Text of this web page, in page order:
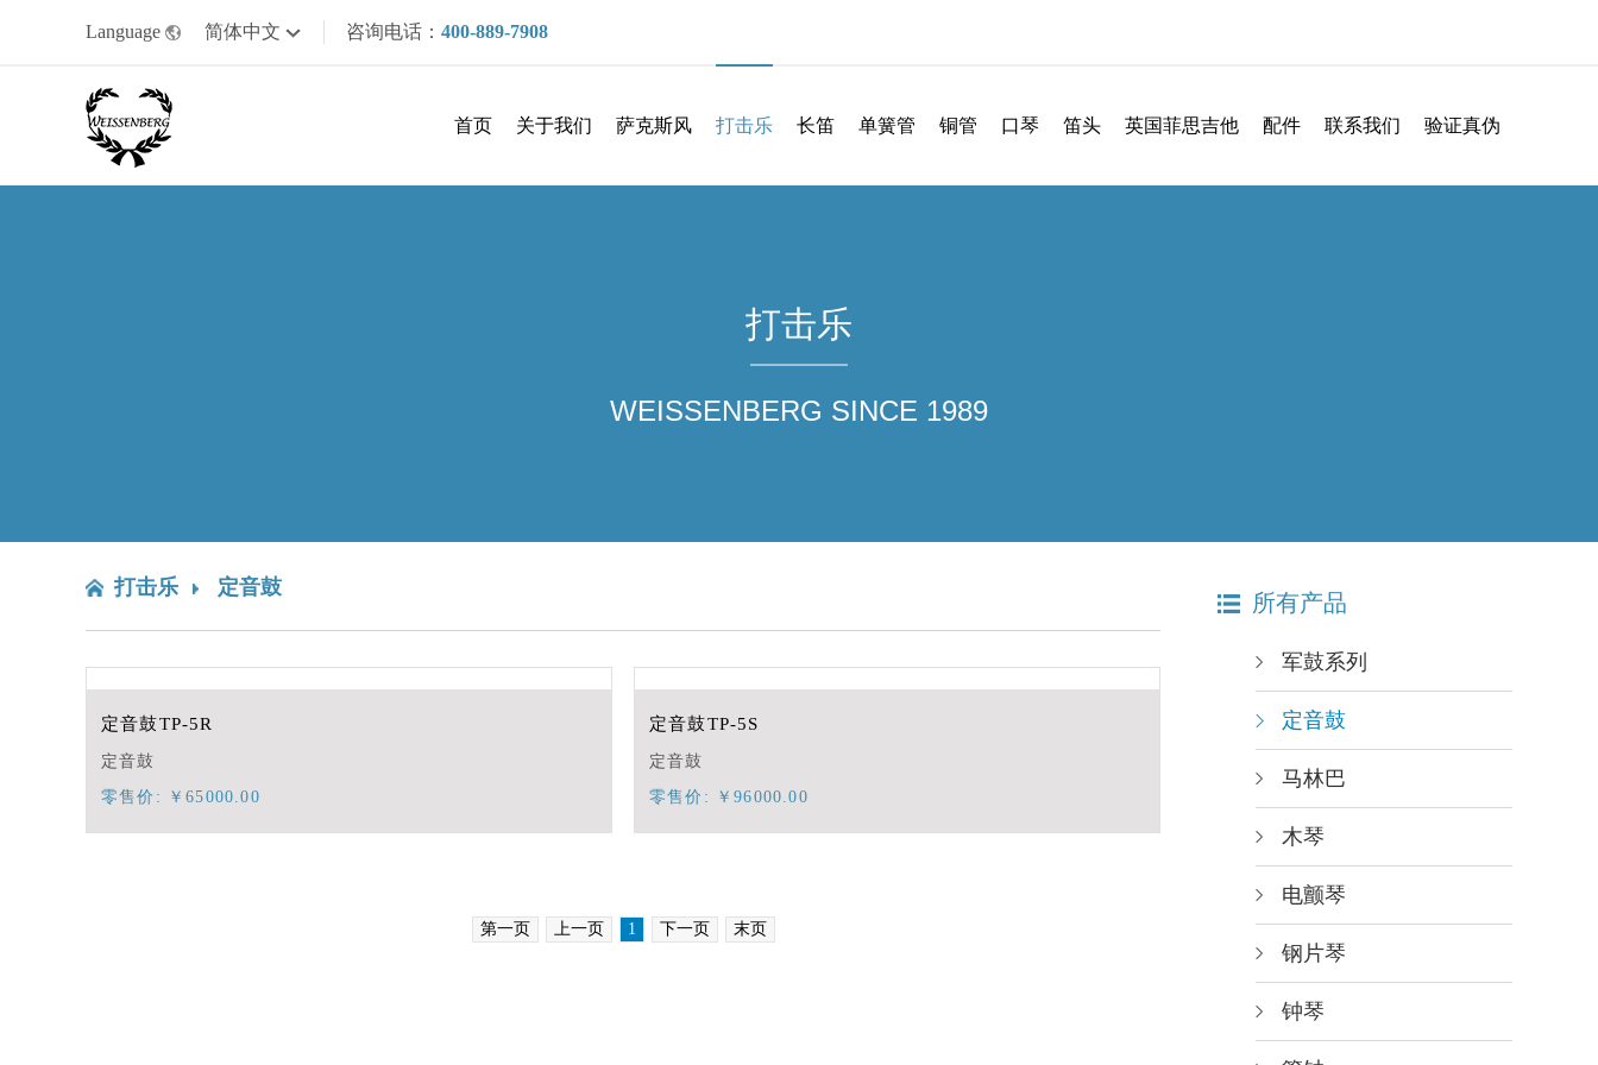
Language 简体中文 咨询电话： 400-889-7908
首页 关于我们 萨克斯风 打击乐 长笛 单簧管 铜管 口琴 笛头 英国菲思吉他 配件 联系我们 验证真伪
打击乐
WEISSENBERG SINCE 1989
打击乐 定音鼓
定音鼓TP-5R
定音鼓
零售价: ￥65000.00
定音鼓TP-5S
定音鼓
零售价: ￥96000.00
第一页 上一页 1 下一页 末页
所有产品
军鼓系列
定音鼓
马林巴
木琴
电颤琴
钢片琴
钟琴